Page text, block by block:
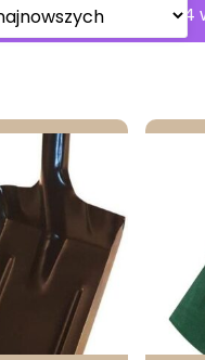
Wyświetlanie 1–30 z 64